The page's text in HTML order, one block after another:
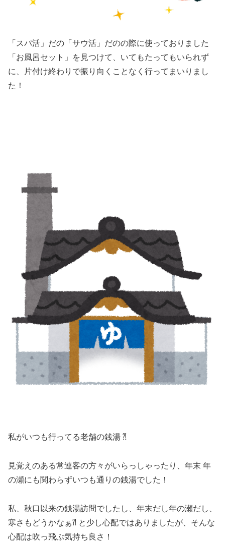
「スパ活」だの「サウ活」だのの際に使っておりました
「お風呂セット」を見つけて、いてもたってもいられず
に、片付け終わりで振り向くことなく行ってまいりまし
た！
私がいつも行ってる老舗の銭湯 ⁈
見覚えのある常連客の方々がいらっしゃったり、年末 年
の瀬にも関わらずいつも通りの銭湯でした！
私、秋口以来の銭湯訪問でしたし、年末だし年の瀬だし、
寒さもどうかなぁ⁈ と少し心配ではありましたが、そんな
心配は吹っ飛ぶ気持ち良さ！